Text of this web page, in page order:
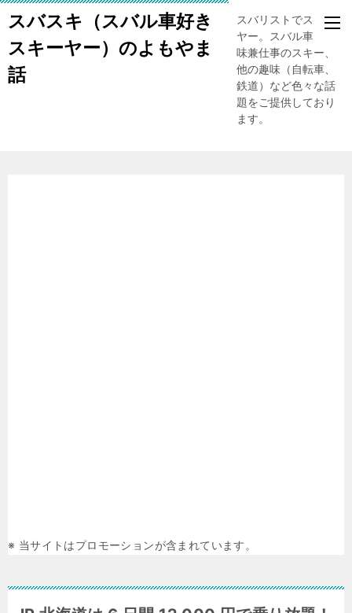
スバスキ（スバル車好き
スキーヤー）のよもやま
話
スバリストでスキー
ヤー。スバル車、趣
味兼仕事のスキー、
他の趣味（自転車、
鉄道）など色々な話
題をご提供しており
ます。
※ 当サイトはプロモーションが含まれています。